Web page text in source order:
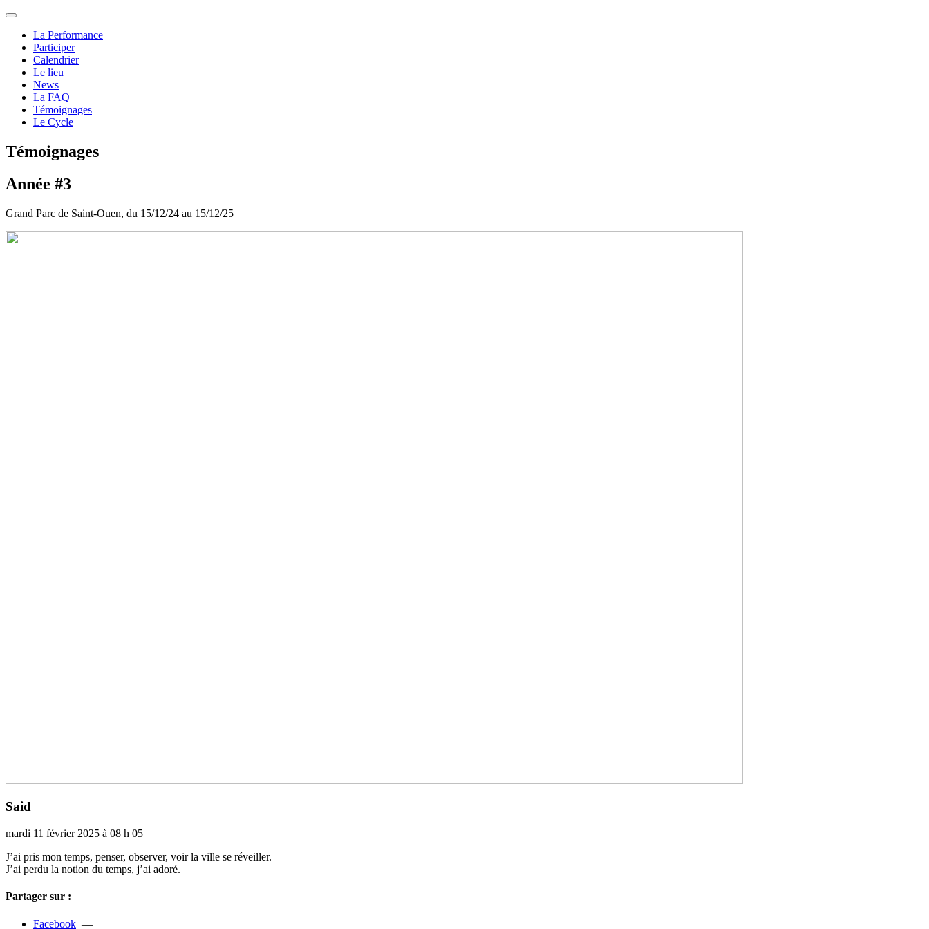
La Performance
Participer
Calendrier
Le lieu
News
La FAQ
Témoignages
Le Cycle
Témoignages
Année #3
Grand Parc de Saint-Ouen, du 15/12/24 au 15/12/25
Said
mardi 11 février 2025 à 08 h 05
J’ai pris mon temps, penser, obser­ver, voir la ville se réveiller.
J’ai perdu la notion du temps, j’ai adoré.
Partager sur :
Facebook —